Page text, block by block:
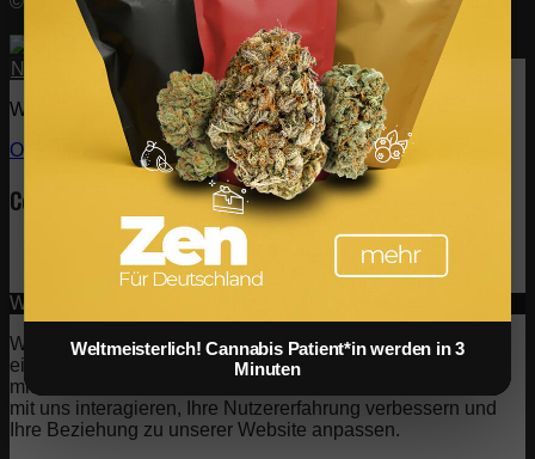
Marketing
Villas
Nach oben scrollen
Wir nutzen Cookies 🍪 einverstanden?
OK
Einstellungen
Cookie- und Datenschutzeinstellungen
Wie wir Cookies verwenden
Wir können Cookies anfordern, die auf Ihrem Gerät
eingestellt werden. Wir verwenden Cookies, um uns
mitzuteilen, wenn Sie unsere Websites besuchen, wie Sie
mit uns interagieren, Ihre Nutzererfahrung verbessern und
Ihre Beziehung zu unserer Website anpassen.
Weltmeisterlich! Cannabis Patient*in werden in 3
Minuten